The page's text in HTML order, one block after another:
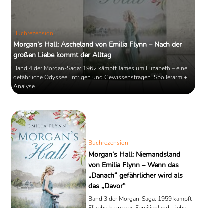
Buchrezension
Morgan’s Hall: Ascheland von Emilia Flynn – Nach der
großen Liebe kommt der Alltag
Band 4 der Morgan-Saga: 1962 kämpft James um Elizabeth – eine
gefährliche Odyssee, Intrigen und Gewissensfragen. Spoilerarm +
Analyse.
Buchrezension
Morgan’s Hall: Niemandsland
von Emilia Flynn – Wenn das
„Danach“ gefährlicher wird als
das „Davor“
Band 3 der Morgan-Saga: 1959 kämpft